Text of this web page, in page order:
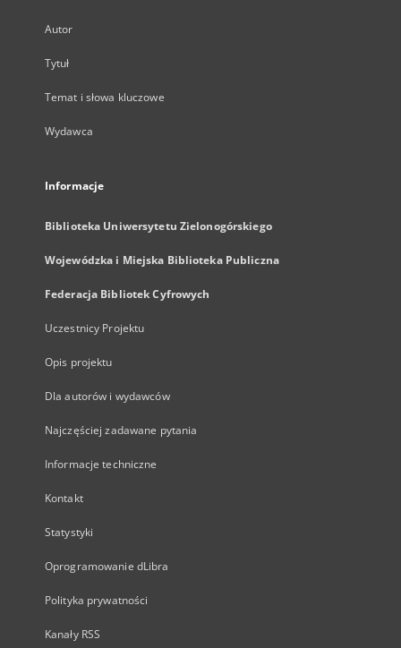
Autor
Tytuł
Temat i słowa kluczowe
Wydawca
Informacje
Biblioteka Uniwersytetu Zielonogórskiego
Wojewódzka i Miejska Biblioteka Publiczna
Federacja Bibliotek Cyfrowych
Uczestnicy Projektu
Opis projektu
Dla autorów i wydawców
Najczęściej zadawane pytania
Informacje techniczne
Kontakt
Statystyki
Oprogramowanie dLibra
Polityka prywatności
Kanały RSS